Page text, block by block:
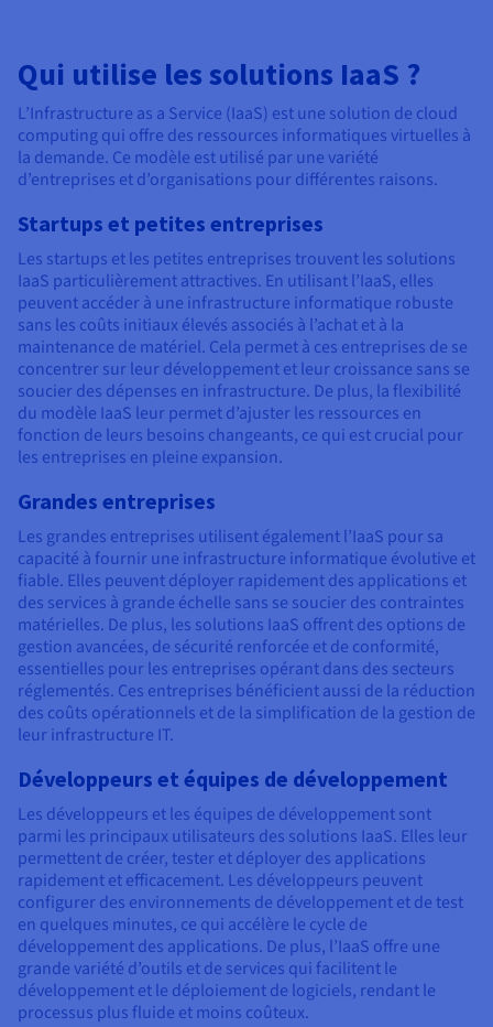
Qui utilise les solutions IaaS ?
L’Infrastructure as a Service (IaaS) est une solution de cloud
computing qui offre des ressources informatiques virtuelles à
la demande. Ce modèle est utilisé par une variété
d’entreprises et d’organisations pour différentes raisons.
Startups et petites entreprises
Les startups et les petites entreprises trouvent les solutions
IaaS particulièrement attractives. En utilisant l’IaaS, elles
peuvent accéder à une infrastructure informatique robuste
sans les coûts initiaux élevés associés à l’achat et à la
maintenance de matériel. Cela permet à ces entreprises de se
concentrer sur leur développement et leur croissance sans se
soucier des dépenses en infrastructure. De plus, la flexibilité
du modèle IaaS leur permet d’ajuster les ressources en
fonction de leurs besoins changeants, ce qui est crucial pour
les entreprises en pleine expansion.
Grandes entreprises
Les grandes entreprises utilisent également l’IaaS pour sa
capacité à fournir une infrastructure informatique évolutive et
fiable. Elles peuvent déployer rapidement des applications et
des services à grande échelle sans se soucier des contraintes
matérielles. De plus, les solutions IaaS offrent des options de
gestion avancées, de sécurité renforcée et de conformité,
essentielles pour les entreprises opérant dans des secteurs
réglementés. Ces entreprises bénéficient aussi de la réduction
des coûts opérationnels et de la simplification de la gestion de
leur infrastructure IT.
Développeurs et équipes de développement
Les développeurs et les équipes de développement sont
parmi les principaux utilisateurs des solutions IaaS. Elles leur
permettent de créer, tester et déployer des applications
rapidement et efficacement. Les développeurs peuvent
configurer des environnements de développement et de test
en quelques minutes, ce qui accélère le cycle de
développement des applications. De plus, l’IaaS offre une
grande variété d’outils et de services qui facilitent le
développement et le déploiement de logiciels, rendant le
processus plus fluide et moins coûteux.